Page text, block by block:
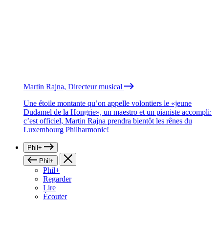
Martin Rajna, Directeur musical
Une étoile montante qu’on appelle volontiers le «jeune
Dudamel de la Hongrie», un maestro et un pianiste accompli:
c’est officiel, Martin Rajna prendra bientôt les rênes du
Luxembourg Philharmonic!
Phil+
Phil+
Phil+
Regarder
Lire
Écouter